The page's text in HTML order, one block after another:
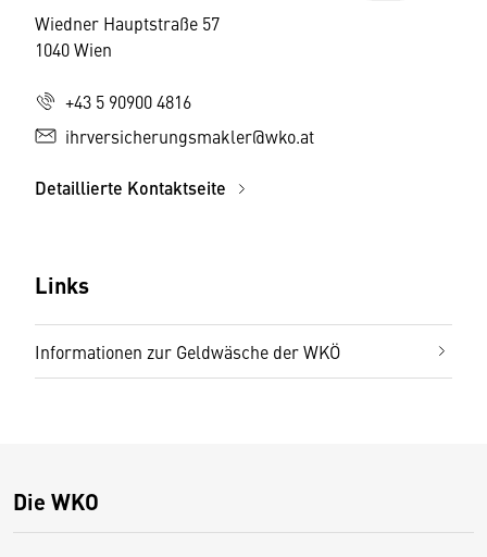
Wiedner Hauptstraße 57
1040 Wien
+43 5 90900 4816
ihrversicherungsmakler@wko.at
Detaillierte Kontaktseite
Links
Informationen zur Geldwäsche der WKÖ
Die WKO